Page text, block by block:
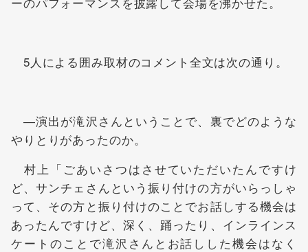
5人による囲み取材のコメント全文は次の通り。
―演出が滝沢さんということで、裏でどのような
やりとりがあったのか。
村上「ごあいさつはさせていただいたんですけ
ど、サンチェさんという振り付けの方がいらっしゃ
って、その方と振り付けのことでお話しする機会は
あったんですけど、深く、踊ったり、インラインス
ケートのことで滝沢さんとお話しした機会はなく